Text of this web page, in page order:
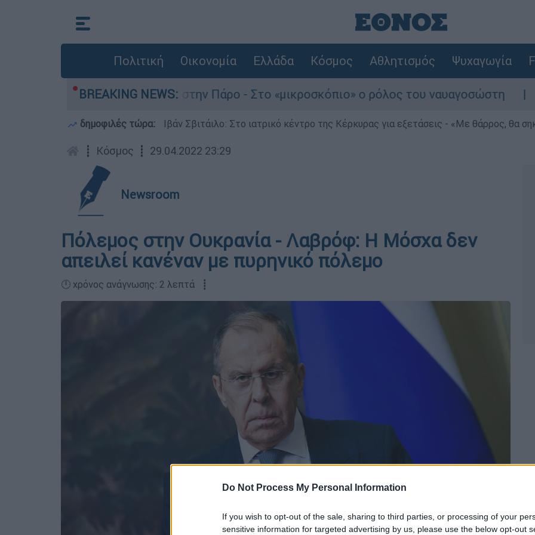
Do Not Process My Personal Information
If you wish to opt-out of the sale, sharing to third parties, or processing of your
sensitive information for targeted advertising by us, please use the below opt-out
Πολιτική Οικονομία Ελλάδα Κόσμος Αθλητισμός Ψυχαγωγία
BREAKING NEWS:
θάνατο του 4χρονου στην Πάρο - Στο «μικροσκόπιο» ο ρόλος του ναυαγοσώστη
δημοφιλές τώρα: Ιβάν Σβιτάιλο: Στο ιατρικό κέντρο της Κέρκυρας για εξετάσεις - «Με θάρρος, θα
┋ Κόσμος ┋ 29.04.2022 23:29
Newsroom
Πόλεμος στην Ουκρανία - Λαβρόφ: Η Μόσχα δεν
απειλεί κανέναν με πυρηνικό πόλεμο
🕛 χρόνος ανάγνωσης: 2 λεπτά ┋